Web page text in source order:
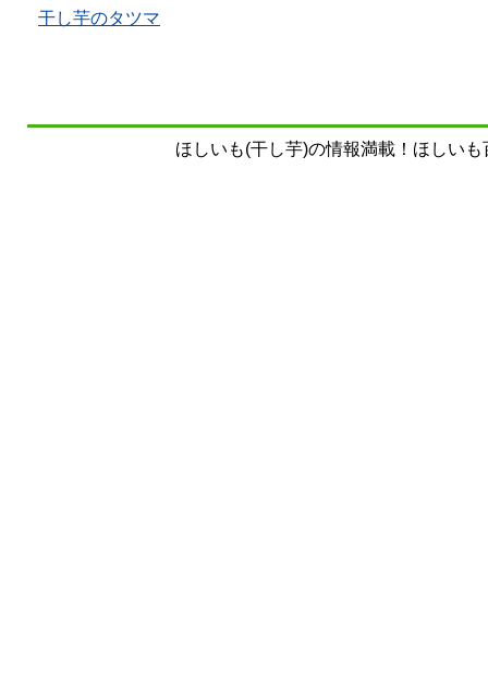
干し芋のタツマ
ほしいも(干し芋)の情報満載！ほしい